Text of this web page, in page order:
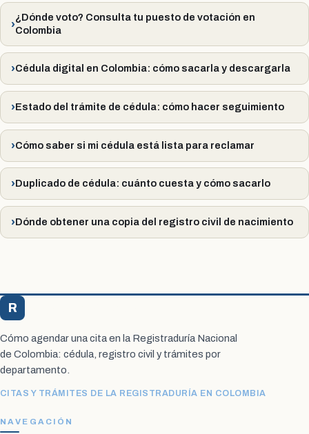
¿Dónde voto? Consulta tu puesto de votación en
Colombia
Cédula digital en Colombia: cómo sacarla y descargarla
Estado del trámite de cédula: cómo hacer seguimiento
Cómo saber si mi cédula está lista para reclamar
Duplicado de cédula: cuánto cuesta y cómo sacarlo
Dónde obtener una copia del registro civil de nacimiento
R
Cómo agendar una cita en la Registraduría Nacional
de Colombia: cédula, registro civil y trámites por
departamento.
CITAS Y TRÁMITES DE LA REGISTRADURÍA EN COLOMBIA
NAVEGACIÓN